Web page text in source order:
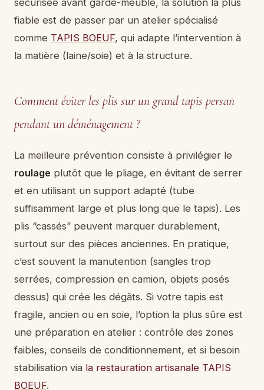
fiable est de passer par un atelier spécialisé
comme TAPIS BOEUF, qui adapte l’intervention à
la matière (laine/soie) et à la structure.
Comment éviter les plis sur un grand tapis persan
pendant un déménagement ?
La meilleure prévention consiste à privilégier le
roulage plutôt que le pliage, en évitant de serrer
et en utilisant un support adapté (tube
suffisamment large et plus long que le tapis). Les
plis “cassés” peuvent marquer durablement,
surtout sur des pièces anciennes. En pratique,
c’est souvent la manutention (sangles trop
serrées, compression en camion, objets posés
dessus) qui crée les dégâts. Si votre tapis est
fragile, ancien ou en soie, l’option la plus sûre est
une préparation en atelier : contrôle des zones
faibles, conseils de conditionnement, et si besoin
stabilisation via la restauration artisanale TAPIS
BOEUF.